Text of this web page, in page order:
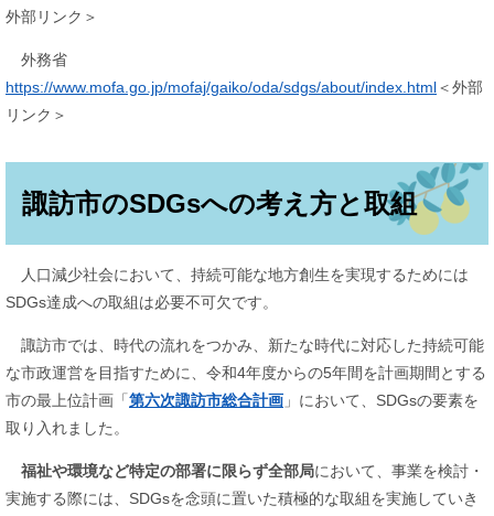
外部リンク＞
外務省
https://www.mofa.go.jp/mofaj/gaiko/oda/sdgs/about/index.html＜外部
リンク＞
諏訪市のSDGsへの考え方と取組
人口減少社会において、持続可能な地方創生を実現するためには
SDGs達成への取組は必要不可欠です。
諏訪市では、時代の流れをつかみ、新たな時代に対応した持続可能
な市政運営を目指すために、令和4年度からの5年間を計画期間とする
市の最上位計画「 第六次諏訪市総合計画 」において、SDGsの要素を
取り入れました。
福祉や環境など特定の部署に限らず全部局において、事業を検討・
実施する際には、SDGsを念頭に置いた積極的な取組を実施していき